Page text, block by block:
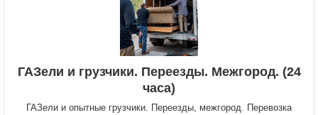
ГАЗели и грузчики. Переезды. Межгород. (24
часа)
ГАЗели и опытные грузчики. Переезды, межгород. Перевозка